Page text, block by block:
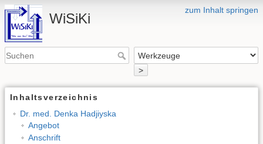
zum Inhalt springen
WiSiKi
>
Inhaltsverzeichnis
Dr. med. Denka Hadjiyska
Angebot
Anschrift